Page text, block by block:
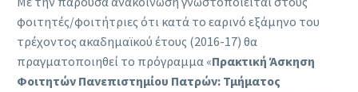
φοιτητές/φοιτήτριες ότι κατά το εαρινό εξάμηνο του
τρέχοντος ακαδημαϊκού έτους (2016-17) θα
πραγματοποιηθεί το πρόγραμμα «Πρακτική Άσκηση
Φοιτητών Πανεπιστημίου Πατρών: Τμήματος